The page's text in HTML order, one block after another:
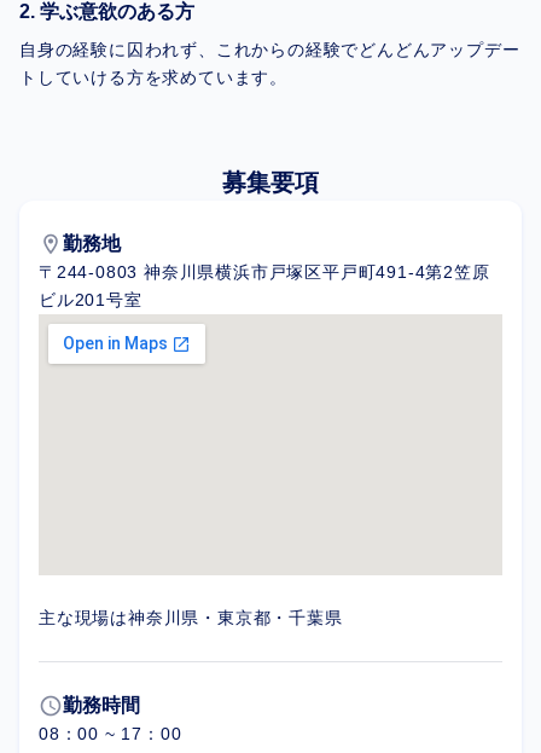
学ぶ意欲のある方
自身の経験に囚われず、これからの経験でどんどんアップデー
トしていける方を求めています。
募集要項
location_on 勤務地
〒244-0803 神奈川県横浜市戸塚区平戸町491-4第2笠原
ビル201号室
主な現場は神奈川県・東京都・千葉県
schedule勤務時間
08：00 ~ 17：00